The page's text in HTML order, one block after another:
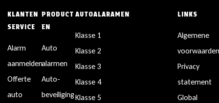
KLANTEN
SERVICE
Alarm
aanmelden
Offerte
auto
PRODUCT
EN
Auto
alarmen
Auto-
beveiliging
AUTOALARAMEN
Klasse 1
Klasse 2
Klasse 3
Klasse 4
Klasse 5
LINKS
Algemene
Privacy
statement
Global